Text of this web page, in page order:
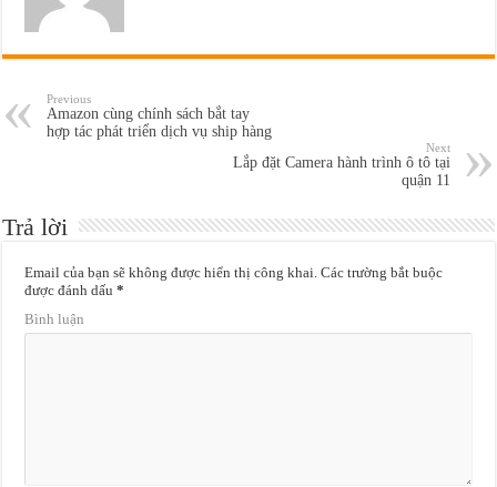
Previous
Amazon cùng chính sách bắt tay
hợp tác phát triển dịch vụ ship hàng
Next
Lắp đặt Camera hành trình ô tô tại
quận 11
Trả lời
Email của bạn sẽ không được hiển thị công khai. Các trường bắt buộc
được đánh dấu*
Bình luận